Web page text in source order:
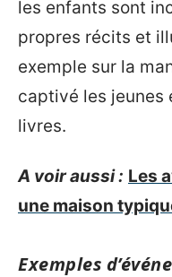
les enfants sont
propres récits et
exemple sur la
captivé les jeunes
livres.
A voir aussi : Les
une maison
Exemples